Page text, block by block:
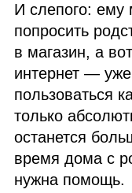
И слепого: ему
попросить
в магазин, а
интернет —
пользоваться
только
останется
время дома с
нужна помощь.